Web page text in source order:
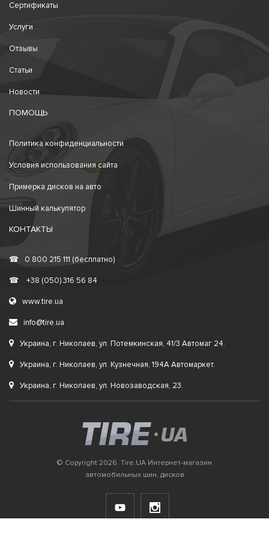
Сертификаты
Услуги
Отзывы
Статьи
Новости
ПОМОЩЬ
Политика конфиденциальности
Условия использования сайта
Примерка дисков на авто
Шинный калькулятор
КОНТАКТЫ
☎ 0 800 215 111 (бесплатно)
☎ +38 (050) 316 56 84
www.tire.ua
info@tire.ua
Украина, г. Николаев, ул. Потемкинская, 41/3 Автомаг 24.
Украина, г. Николаев, ул. Кузнечная, 194А Автомаркет.
Украина, г. Николаев, ул. Новозаводская, 23.
© Copyright 2026. Tire.UA Интернет-магазин
автомобильных шин, дисков